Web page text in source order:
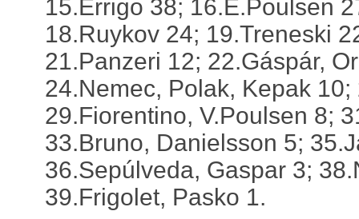
15.Errigo 38; 16.E.Poulsen
18.Ruykov 24; 19.Treneski
21.Panzeri 12; 22.Gáspár,
24.Nemec, Polak, Kepak
29.Fiorentino, V.Poulsen 8;
33.Bruno, Danielsson 5;
36.Sepúlveda, Gaspar 3;
39.Frigolet, Pasko 1.